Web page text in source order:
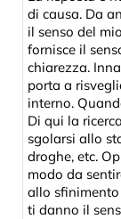
di causa. Da
il senso del
fornisce il
chiarezza.
porta a
interno.
Di qui la
sgolarsi allo
droghe, etc.
modo da
allo sfinimento
ti danno il